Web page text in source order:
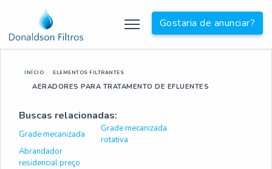
Gostaria de anunciar?
INÍCIO ELEMENTOS FILTRANTES
AERADORES PARA TRATAMENTO DE EFLUENTES
Buscas relacionadas:
Grade mecanizada
Grade mecanizada
rotativa
Abrandador
residencial preço